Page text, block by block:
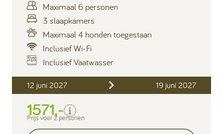
Maximaal 6 personen
3 slaapkamers
Maximaal 4 honden toegestaan
Inclusief Wi-Fi
Inclusief Vaatwasser
12 juni 2027 19 juni 2027
1571,-
Inclusief
Verblijfskosten
Keukendoekenpakket
Prijs voor 2 personen